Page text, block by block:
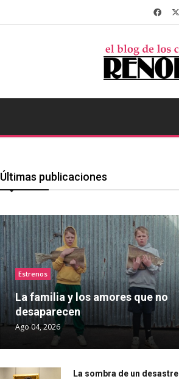
Últimas publicaciones
Estrenos
La familia y los amores que no
desaparecen
Ago 04, 2026
La sombra de un desastre